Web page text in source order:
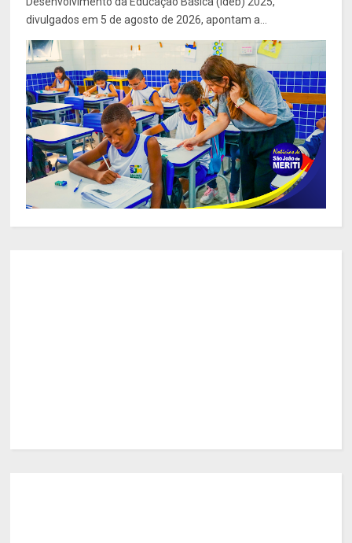
divulgados em 5 de agosto de 2026, apontam a...